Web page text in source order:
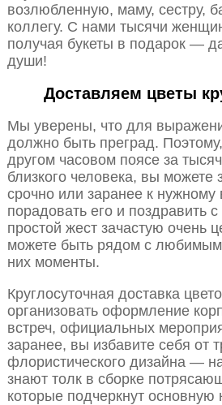
возлюбленную, маму, сестру,
коллегу. С нами тысячи
получая букеты в подарок —
души!
Доставляем цветы
Мы уверены, что для
должно быть преград.
другом часовом поясе за
близкого человека, вы можете
срочно или заранее к
порадовать его и поздравить
простой жест зачастую очень
можете быть рядом с
них моменты.
Круглосуточная доставка
организовать оформление
встреч, официальных
заранее, вы избавите себя от
флористического дизайна —
знают толк в сборке
которые подчеркнут основную